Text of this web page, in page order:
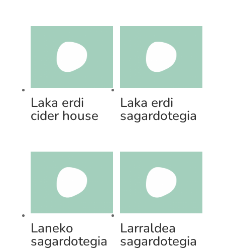
Laka erdi
cider house
Laka erdi
sagardotegia
Laneko
sagardotegia
Larraldea
sagardotegia